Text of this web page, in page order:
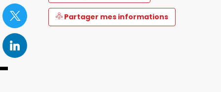
Partager mes informations